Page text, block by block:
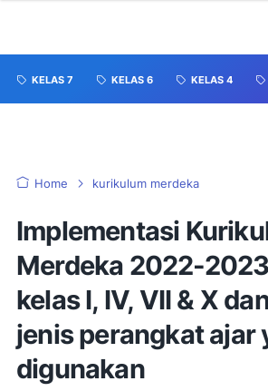
KELAS 7 KELAS 6 KELAS 4
Home kurikulum merdeka
Implementasi
Merdeka 2022-
kelas I, IV, VII & X
jenis perangkat ajar
digunakan